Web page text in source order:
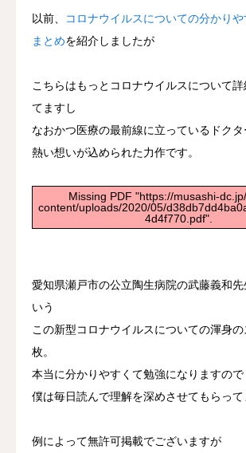
以前、
コロナウイルスについての分かり
まとめを紹介しましたが
こちらはもっとコロナウイルスについて
てますし
なおかつ医療の最前線に立っているドク
熱い想いが込められた力作です。
Missing PDF "https://musashi-
content/uploads/2020/05/
4d4f770.pdf".
愛知県瀬戸市の公立陶生病院の武藤義和先
いう
この新型コロナウイルスについての渾身の
枚。
本当に分かりやすくて勉強になりますので
僕は毎日読んで理解を深めさせてもらって
例によって無許可掲載でございますが